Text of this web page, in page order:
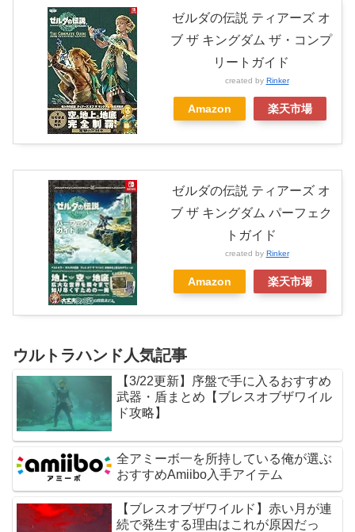
ゼルダの伝説 ティアーズ オ
ブ ザ キングダム ザ・コンプ
リートガイド
created by Rinker
Amazon 楽天市場
ゼルダの伝説 ティアーズ オ
ブ ザ キングダム パーフェク
トガイド
created by Rinker
Amazon 楽天市場
ウルトラハンド人気記事
【3/22更新】序盤で手に入るおすすめ
武器・盾まとめ【ブレスオブザワイル
ド攻略】
全アミーボ一を所持している俺が選ぶ
おすすめAmiibo入手アイテム
【ブレスオブザワイルド】赤い月が連
続で発生する理由はこれが原因だっ